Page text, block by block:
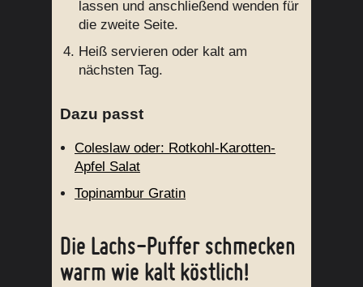
lassen und anschließend wenden für
die zweite Seite.
Heiß servieren oder kalt am
nächsten Tag.
Dazu passt
Coleslaw oder: Rotkohl-Karotten-
Apfel Salat
Topinambur Gratin
Die Lachs-Puffer schmecken
warm wie kalt köstlich!